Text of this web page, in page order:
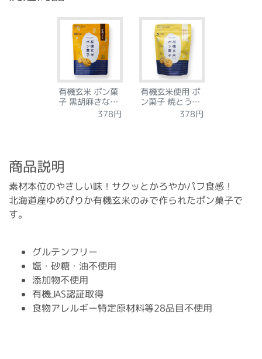
有機玄米 ポン菓
子 黒胡麻きなこ
378円
有機玄米使用 ポ
ン菓子 焼とうも
378円
商品説明
素材本位のやさしい味！サクッとかろやかパフ食感！
北海道産ゆめぴりか有機玄米のみで作られたポン菓子で
す。
グルテンフリー
塩・砂糖・油不使用
添加物不使用
有機JAS認証取得
食物アレルギー特定原材料等28品目不使用